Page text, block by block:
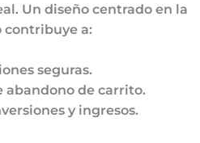
Un diseño centrado en la
contribuye a:
seguras.
abandono de carrito.
y ingresos.